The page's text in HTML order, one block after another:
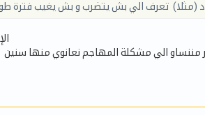
(مثلا) تعرف الي بش يتضرب و بش يغيب فترة
الي مشكلة المهاجم نعانوي منها سنين